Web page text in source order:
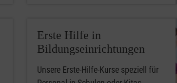
Erste Hilfe in
Bildungseinrichtungen
Unsere Erste-Hilfe-Kurse speziell für